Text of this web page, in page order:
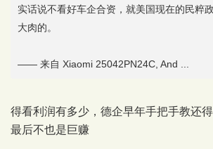
实话说不看好车企合资，就美国现在的民粹
大肉的。
—— 来自 Xiaomi 25042PN24C, And ...
得看利润有多少，德企早年手把手教还
最后不也是巨赚